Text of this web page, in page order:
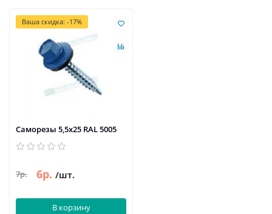
Ваша скидка: -17%
Саморезы 5,5х25 RAL 5005
7р. 6р. /шт.
В корзину